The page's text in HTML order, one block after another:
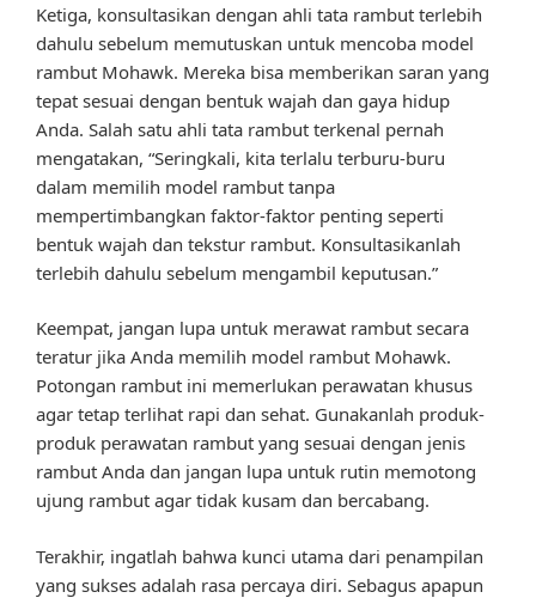
Ketiga, konsultasikan dengan ahli tata rambut terlebih
dahulu sebelum memutuskan untuk mencoba model
rambut Mohawk. Mereka bisa memberikan saran yang
tepat sesuai dengan bentuk wajah dan gaya hidup
Anda. Salah satu ahli tata rambut terkenal pernah
mengatakan, “Seringkali, kita terlalu terburu-buru
dalam memilih model rambut tanpa
mempertimbangkan faktor-faktor penting seperti
bentuk wajah dan tekstur rambut. Konsultasikanlah
terlebih dahulu sebelum mengambil keputusan.”
Keempat, jangan lupa untuk merawat rambut secara
teratur jika Anda memilih model rambut Mohawk.
Potongan rambut ini memerlukan perawatan khusus
agar tetap terlihat rapi dan sehat. Gunakanlah produk-
produk perawatan rambut yang sesuai dengan jenis
rambut Anda dan jangan lupa untuk rutin memotong
ujung rambut agar tidak kusam dan bercabang.
Terakhir, ingatlah bahwa kunci utama dari penampilan
yang sukses adalah rasa percaya diri. Sebagus apapun